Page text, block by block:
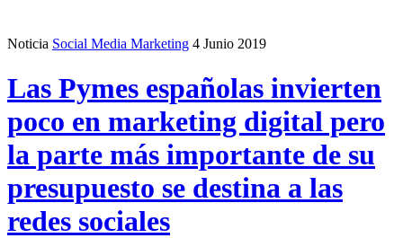
Noticia Social Media Marketing 4 Junio 2019
Las Pymes españolas invierten
poco en marketing digital pero
la parte más importante de su
presupuesto se destina a las
redes sociales